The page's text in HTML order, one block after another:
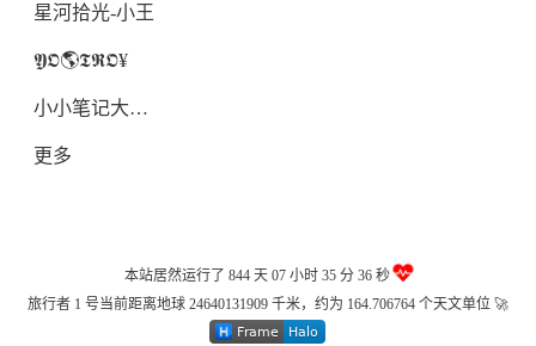
星河拾光-小王
𝖄𝕺🌎𝕿𝕽𝕺¥
小小笔记大大用处
更多
本站居然运行了 844 天07 小时 35 分 37 秒
旅行者 1 号当前距离地球 24640131926 千米，约为 164.706764 个天文单位 🚀